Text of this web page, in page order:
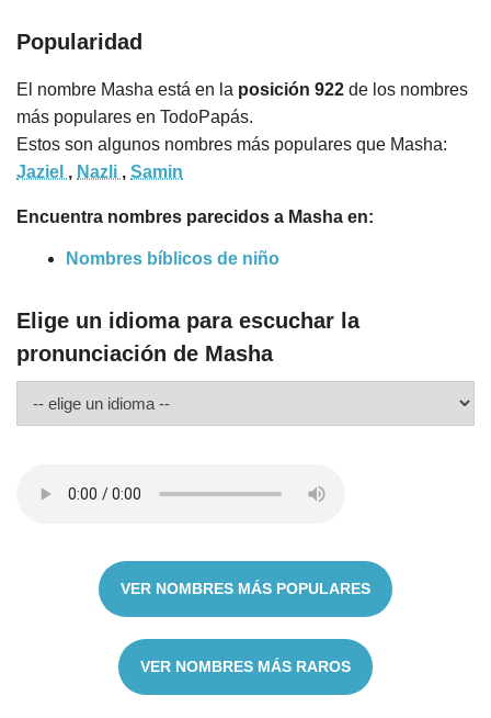
Popularidad
El nombre Masha está en la posición 922 de los nombres
más populares en TodoPapás.
Estos son algunos nombres más populares que Masha:
Jaziel , Nazli , Samin
Encuentra nombres parecidos a Masha en:
Nombres bíblicos de niño
Elige un idioma para escuchar la
pronunciación de Masha
VER NOMBRES MÁS POPULARES
VER NOMBRES MÁS RAROS